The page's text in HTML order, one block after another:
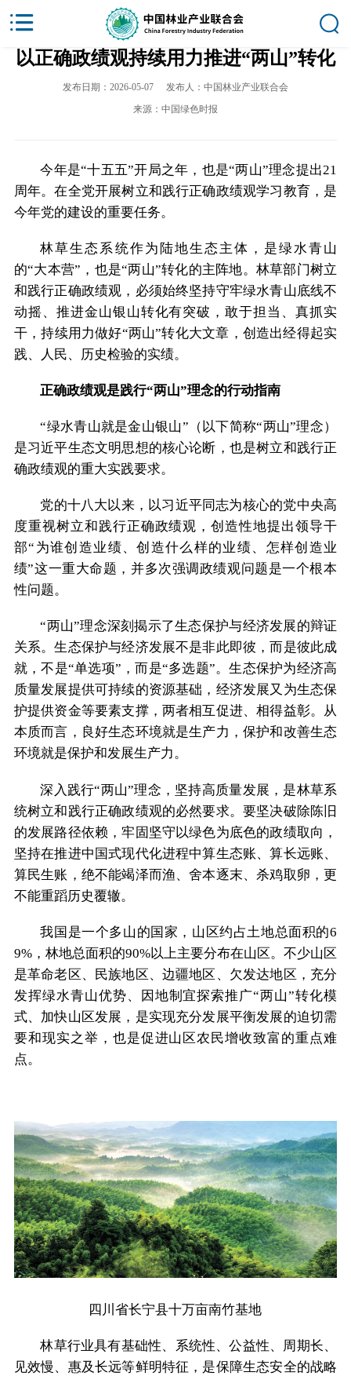
以正确政绩观持续用力推进“两山”转化
发布日期：2026-05-07
发布人：中国林业产业联合会
来源：中国绿色时报
今年是“十五五”开局之年，也是“两山”理念提出21
周年。在全党开展树立和践行正确政绩观学习教育，是
今年党的建设的重要任务。
林草生态系统作为陆地生态主体，是绿水青山
的“大本营”，也是“两山”转化的主阵地。林草部门树立
和践行正确政绩观，必须始终坚持守牢绿水青山底线不
动摇、推进金山银山转化有突破，敢于担当、真抓实
干，持续用力做好“两山”转化大文章，创造出经得起实
践、人民、历史检验的实绩。
正确政绩观是践行“两山”理念的行动指南
“绿水青山就是金山银山”（以下简称“两山”理念）
是习近平生态文明思想的核心论断，也是树立和践行正
确政绩观的重大实践要求。
党的十八大以来，以习近平同志为核心的党中央高
度重视树立和践行正确政绩观，创造性地提出领导干
部“为谁创造业绩、创造什么样的业绩、怎样创造业
绩”这一重大命题，并多次强调政绩观问题是一个根本
性问题。
“两山”理念深刻揭示了生态保护与经济发展的辩证
关系。生态保护与经济发展不是非此即彼，而是彼此成
就，不是“单选项”，而是“多选题”。生态保护为经济高
质量发展提供可持续的资源基础，经济发展又为生态保
护提供资金等要素支撑，两者相互促进、相得益彰。从
本质而言，良好生态环境就是生产力，保护和改善生态
环境就是保护和发展生产力。
深入践行“两山”理念，坚持高质量发展，是林草系
统树立和践行正确政绩观的必然要求。要坚决破除陈旧
的发展路径依赖，牢固坚守以绿色为底色的政绩取向，
坚持在推进中国式现代化进程中算生态账、算长远账、
算民生账，绝不能竭泽而渔、舍本逐末、杀鸡取卵，更
不能重蹈历史覆辙。
我国是一个多山的国家，山区约占土地总面积的6
9%，林地总面积的90%以上主要分布在山区。不少山区
是革命老区、民族地区、边疆地区、欠发达地区，充分
发挥绿水青山优势、因地制宜探索推广“两山”转化模
式、加快山区发展，是实现充分发展平衡发展的迫切需
要和现实之举，也是促进山区农民增收致富的重点难
点。
四川省长宁县十万亩南竹基地
林草行业具有基础性、系统性、公益性、周期长、
见效慢、惠及长远等鲜明特征，是保障生态安全的战略